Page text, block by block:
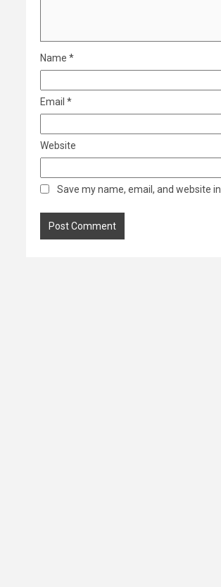
Name *
Email *
Website
Save my name, email, and website